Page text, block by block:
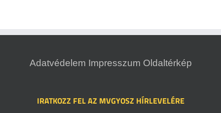
Adatvédelem Impresszum Oldaltérkép
IRATKOZZ FEL AZ MVGYOSZ HÍRLEVELÉRE